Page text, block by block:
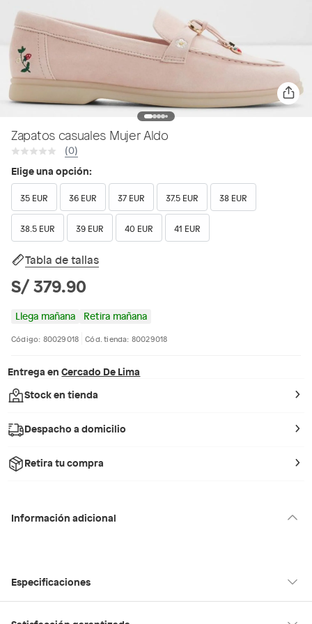
Zapatos casuales Mujer Aldo
(0)
Elige una opción:
35 EUR 36 EUR 37 EUR 37.5 EUR 38 EUR
38.5 EUR 39 EUR 40 EUR 41 EUR
Tabla de tallas
S/ 379.90
Llega mañana Retira mañana
Código: 80029018 Cód. tienda: 80029018
Entrega en Cercado De Lima
Stock en tienda
Despacho a domicilio
Retira tu compra
Información adicional
Especificaciones